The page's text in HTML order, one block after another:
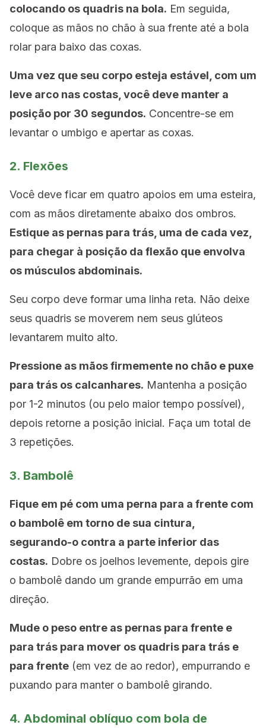
colocando os quadris na bola. Em seguida,
coloque as mãos no chão à sua frente até a bola
rolar para baixo das coxas.
Uma vez que seu corpo esteja estável, com um
leve arco nas costas, você deve manter a
posição por 30 segundos. Concentre-se em
levantar o umbigo e apertar as coxas.
2. Flexões
Você deve ficar em quatro apoios em uma esteira,
com as mãos diretamente abaixo dos ombros.
Estique as pernas para trás, uma de cada vez,
para chegar à posição da flexão que envolva
os músculos abdominais.
Seu corpo deve formar uma linha reta. Não deixe
seus quadris se moverem nem seus glúteos
levantarem muito alto.
Pressione as mãos firmemente no chão e puxe
para trás os calcanhares. Mantenha a posição
por 1-2 minutos (ou pelo maior tempo possível),
depois retorne a posição inicial. Faça um total de
3 repetições.
3. Bambolê
Fique em pé com uma perna para a frente com
o bambolê em torno de sua cintura,
segurando-o contra a parte inferior das
costas. Dobre os joelhos levemente, depois gire
o bambolê dando um grande empurrão em uma
direção.
Mude o peso entre as pernas para frente e
para trás para mover os quadris para trás e
para frente (em vez de ao redor), empurrando e
puxando para manter o bambolê girando.
4. Abdominal oblíquo com bola de